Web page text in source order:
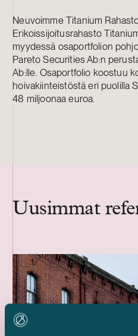
Neuvoimme Titanium
Erikoissijoitusrahasto
myydessä osaportfolion
Pareto Securities Ab:n
Ab:lle. Osaportfolio koostuu
hoivakiinteistöstä eri puolilla
48 miljoonaa euroa.
Uusimmat